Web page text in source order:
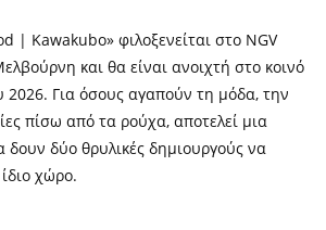
| Kawakubo» φιλοξενείται στο NGV
και θα είναι ανοιχτή στο κοινό
2026. Για όσους αγαπούν τη μόδα, την
πίσω από τα ρούχα, αποτελεί μια
δουν δύο θρυλικές δημιουργούς να
χώρο.